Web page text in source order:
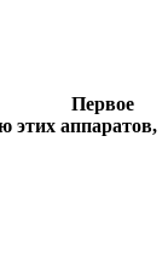
Первое
этих аппаратов,